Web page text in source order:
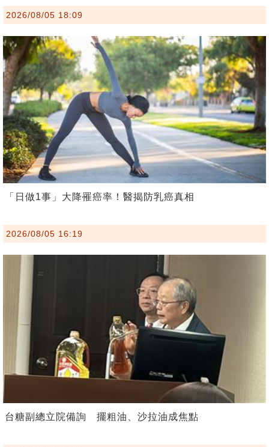
2026/08/05 18:09
「日做1事」大降罹癌率！醫揭防乳癌真相
2026/08/05 16:19
台糖副總立院備詢 擺粗油、沙拉油成焦點